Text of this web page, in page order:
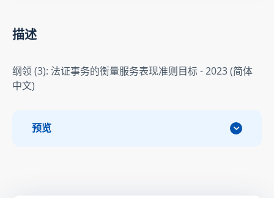
描述
纲领 (3): 法证事务的衡量服务表现准则目标 - 2023 (简体
中文)
预览